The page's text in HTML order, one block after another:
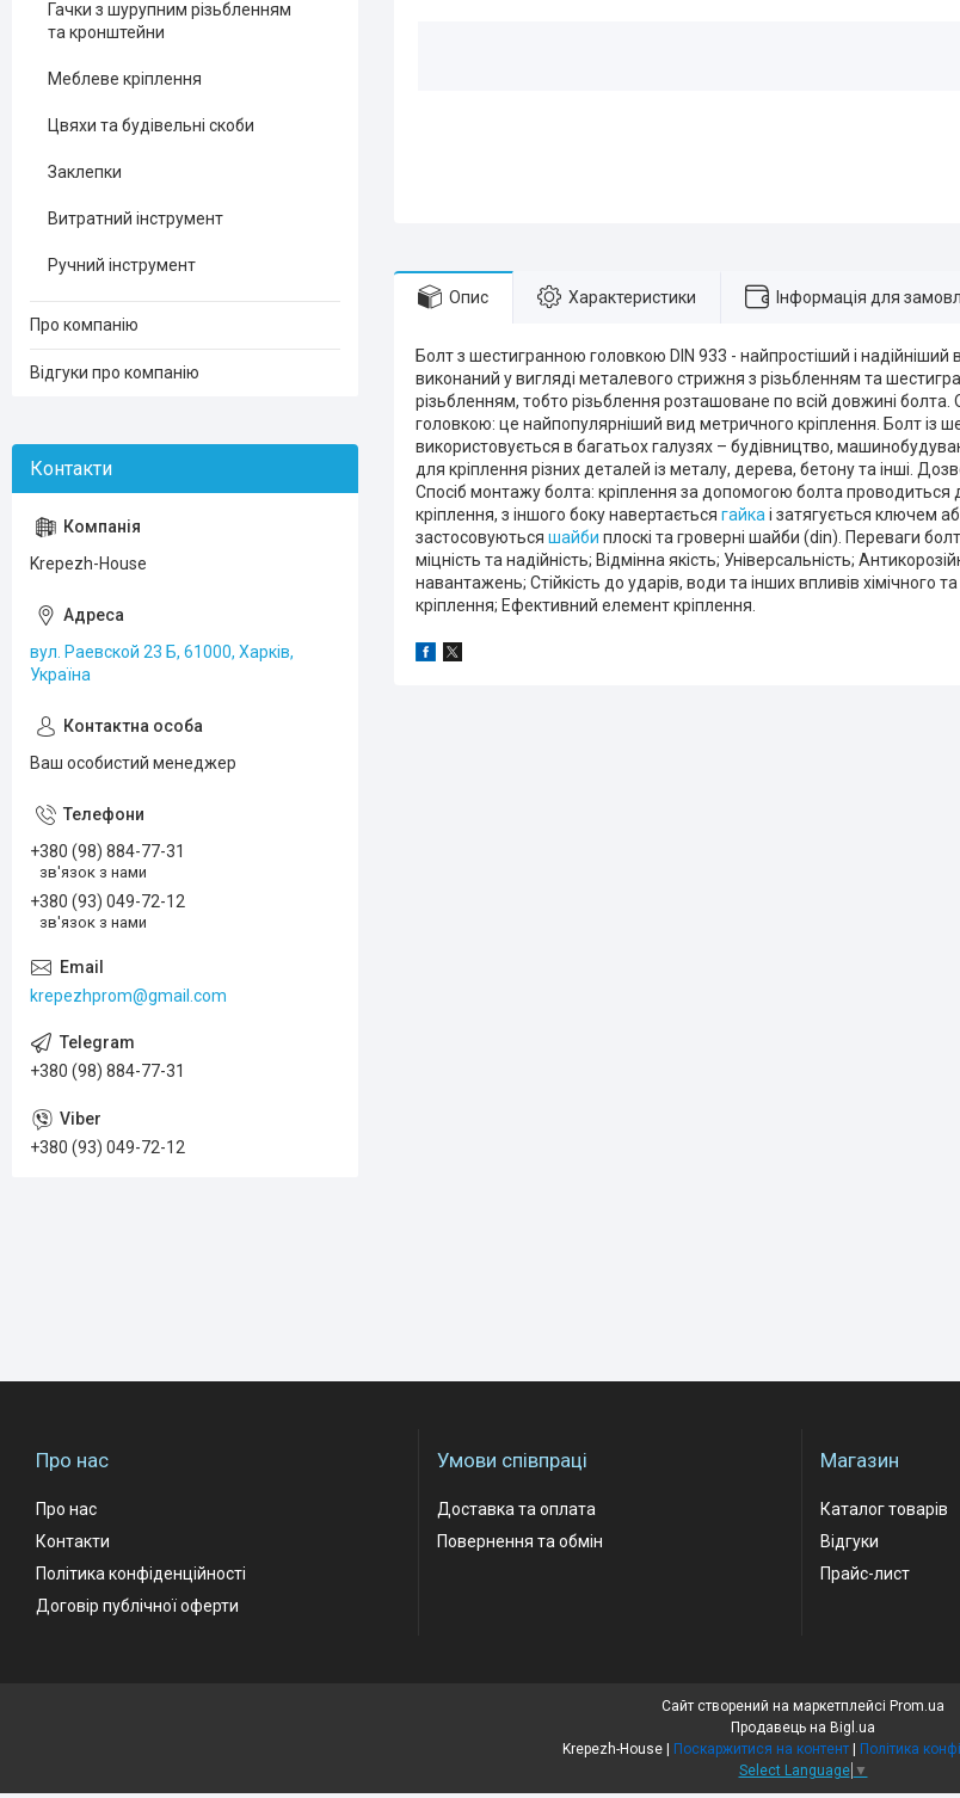
Опис Характеристики Інформація для
Болт з шестигранною головкою DIN 933 - найпростіший і надійніший
виконаний у вигляді металевого стрижня з різьбленням та
різьбленням, тобто різьблення розташоване по всій довжині
головкою: це найпопулярніший вид метричного кріплення. Болт із
використовується в багатьох галузях – будівництво,
для кріплення різних деталей із металу, дерева, бетону та інші.
Спосіб монтажу болта: кріплення за допомогою болта проводиться
кріплення, з іншого боку навертається гайкаі затягується ключем
застосовуються шайби плоскі та гроверні шайби (din). Переваги
міцність та надійність; Відмінна якість; Універсальність;
навантажень; Стійкість до ударів, води та інших впливів хімічного
кріплення; Ефективний елемент кріплення.
Гачки з шурупним різьбленням
та кронштейни
Меблеве кріплення
Цвяхи та будівельні скоби
Заклепки
Витратний інструмент
Ручний інструмент
Про компанію
Відгуки про компанію
Krepezh-House
вул. Раевской 23 Б, 61000, Харків,
Україна
Ваш особистий менеджер
+380 (98) 884-77-31
зв'язок з нами
+380 (93) 049-72-12
зв'язок з нами
krepezhprom@gmail.com
+380 (98) 884-77-31
+380 (93) 049-72-12
Про нас
Про нас
Контакти
Політика конфіденційності
Договір публічної оферти
Умови співпраці
Доставка та оплата
Повернення та обмін
Магазин
Каталог товарів
Відгуки
Прайс-лист
Сайт створений на маркетплейсі Prom.ua
Продавець на Bigl.ua
Krepezh-House | Поскаржитися на контент | Політика
Select Language ▼